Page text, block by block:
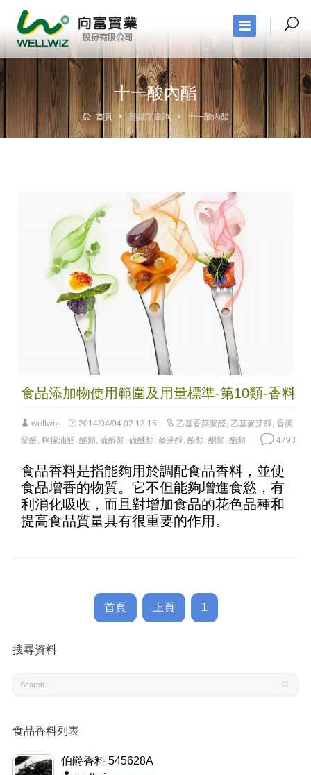
十一酸內酯
首頁 關鍵字查詢 十一酸內酯
食品添加物使用範圍及用量標準-第10類-香料
wellwiz 2014/04/04 02:12:15 乙基香莢蘭醛, 乙基麥芽醇, 香莢
蘭醛, 檸檬油醛, 醚類, 硫醇類, 硫醚類, 麥芽醇, 酚類, 酮類, 酯類 4793
食品香料是指能夠用於調配食品香料，並使
食品增香的物質。它不但能夠增進食慾，有
利消化吸收，而且對增加食品的花色品種和
提高食品質量具有很重要的作用。
首頁 上頁 1
搜尋資料
食品香料列表
伯爵香料 545628A